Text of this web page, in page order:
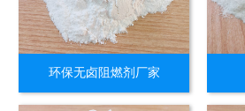
环保无卤阻燃剂厂家